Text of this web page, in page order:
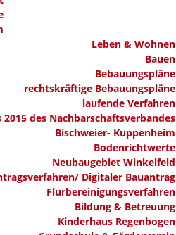
Leben & Wohnen
Bauen
Bebauungspläne
rechtskräftige Bebauungspläne
laufende Verfahren
des Nachbarschaftsverbandes
Bischweier- Kuppenheim
Bodenrichtwerte
Neubaugebiet Winkelfeld
Digitaler Bauantrag
Flurbereinigungsverfahren
Bildung & Betreuung
Kinderhaus Regenbogen